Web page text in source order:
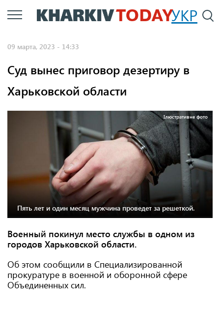
Перейти
к
УКР
09 марта, 2023 - 14:33
Суд вынес приговор дезертиру в
Харьковской области
Ілюстративне фото
Пять лет и один месяц мужчина проведет за решеткой.
Военный покинул место службы в одном из
городов Харьковской области.
Об этом сообщили в Специализированной
прокуратуре в военной и оборонной сфере
Объединенных сил.